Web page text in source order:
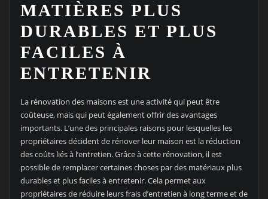
MATIÈRES PLUS
DURABLES ET PLUS
FACILES À
ENTRETENIR
La rénovation des maisons est une activité qui peut être
coûteuse, mais qui peut également offrir des avantages
importants. L’une des principales raisons pour lesquelles les
propriétaires décident de rénover leur maison est la réduction
des coûts liés à l’entretien. Grâce à cette rénovation, il est
possible de remplacer certaines choses par des matériaux plus
durables et plus faciles à entretenir. Cela permet aux
propriétaires de réduire leurs frais d’entretien à long terme et de